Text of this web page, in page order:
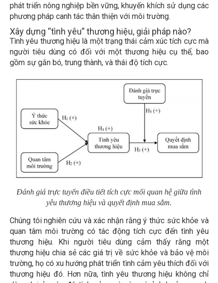
phát triển nông nghiệp bền vững, khuyến khích sử dụng các
phương pháp canh tác thân thiện với môi trường.
Xây dựng “tình yêu” thương hiệu, giải pháp nào?
Tình yêu thương hiệu là một trạng thái cảm xúc tích cực mà
người tiêu dùng có đối với một thương hiệu cụ thể, bao
gồm sự gắn bó, trung thành, và thái độ tích cực.
Đánh giá trực tuyến điều tiết tích cực mối quan hệ giữa tình
yêu thương hiệu và quyết định mua sắm.
Chúng tôi nghiên cứu và xác nhận rằng ý thức sức khỏe và
quan tâm môi trường có tác động tích cực đến tình yêu
thương hiệu. Khi người tiêu dùng cảm thấy rằng một
thương hiệu chia sẻ các giá trị về sức khỏe và bảo vệ môi
trường, họ có xu hướng phát triển tình cảm yêu thích đối với
thương hiệu đó. Hơn nữa, tình yêu thương hiệu không chỉ